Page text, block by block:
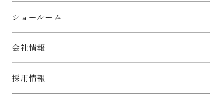
供や販売活動をおこなうために利用いたします。
2) 関西住宅販売からの下記事業に関する情報提供や販売活動、
等）をおこなうために利用いたします。
（ア） 住宅等（戸建住宅、集合住宅）の建築工事
（イ） 住宅等の企画・設計・調査
（ウ） 住宅等用部資材の供給
（エ） 住宅等のローン、保険
（オ） 住宅等のアフターサービス、リフォーム工事
（カ） 不動産の売買およびその代理・仲介・管理
ショールーム
会社情報
採用情報